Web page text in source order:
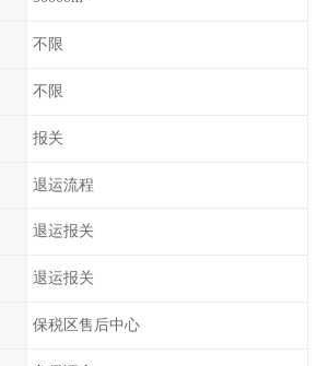
不限
不限
报关
退运流程
退运报关
退运报关
保税区售后中心